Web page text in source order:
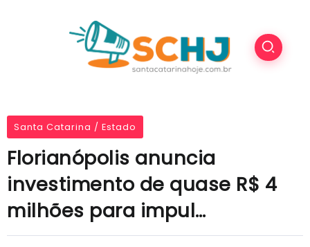
Santa Catarina / Estado
Florianópolis anuncia
investimento de quase R$ 4
milhões para impul…